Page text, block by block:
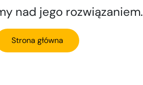
nad jego rozwiązaniem.
Strona główna